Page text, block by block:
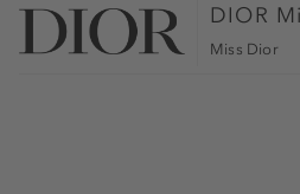
DIOR
Miss Dior